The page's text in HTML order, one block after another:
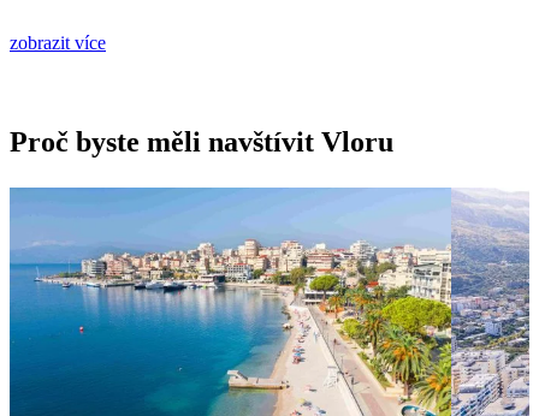
zobrazit více
Proč byste měli navštívit Vloru